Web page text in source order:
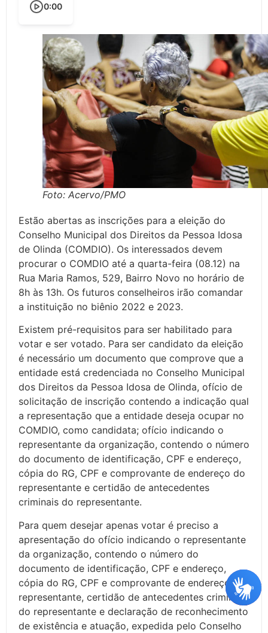
0:00
Foto: Acervo/PMO
Estão abertas as inscrições para a eleição do
Conselho Municipal dos Direitos da Pessoa Idosa
de Olinda (COMDIO). Os interessados devem
procurar o COMDIO até a quarta-feira (08.12) na
Rua Maria Ramos, 529, Bairro Novo no horário de
8h às 13h. Os futuros conselheiros irão comandar
a instituição no biênio 2022 e 2023.
Existem pré-requisitos para ser habilitado para
votar e ser votado. Para ser candidato da eleição
é necessário um documento que comprove que a
entidade está credenciada no Conselho Municipal
dos Direitos da Pessoa Idosa de Olinda, ofício de
solicitação de inscrição contendo a indicação qual
a representação que a entidade deseja ocupar no
COMDIO, como candidata; ofício indicando o
representante da organização, contendo o número
do documento de identificação, CPF e endereço,
cópia do RG, CPF e comprovante de endereço do
representante e certidão de antecedentes
criminais do representante.
Para quem desejar apenas votar é preciso a
apresentação do ofício indicando o representante
da organização, contendo o número do
documento de identificação, CPF e endereço,
cópia do RG, CPF e comprovante de endereço do
representante, certidão de antecedentes criminais
do representante e declaração de reconhecimento
de existência e atuação, expedida pelo Conselho